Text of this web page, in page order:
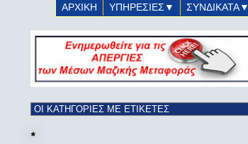
ΑΡΧΙΚΗ ΥΠΗΡΕΣΙΕΣ▼ ΣΥΝΔΙΚΑΤΑ▼
*